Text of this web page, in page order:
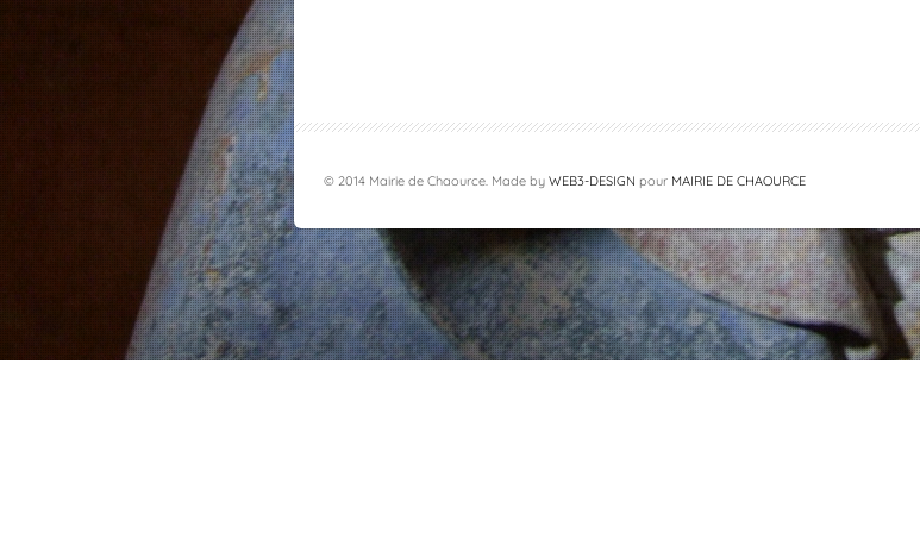
© 2014 Mairie de Chaource. Made by WEB3-DESIGN pour MAIRIE DE CHAOURCE